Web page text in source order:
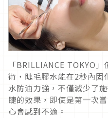
「BRILLIANCE TOKYO
術，睫毛膠水能在2秒內固
水防油力強，不僅減少了
睫的效果，即使是第一次
心會感到不適。